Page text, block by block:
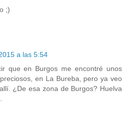
;)
a las 5:54
que en Burgos me encontré unos
en La Bureba, pero ya veo
¿De esa zona de Burgos? Huelva